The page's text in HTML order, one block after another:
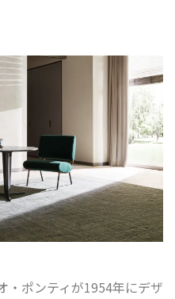
・ポンティが1954年にデザ